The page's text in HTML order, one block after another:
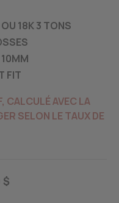
18K 3 TONS
FIT
CALCULÉ AVEC LA
SELON LE TAUX DE